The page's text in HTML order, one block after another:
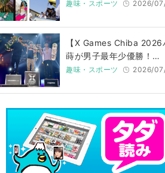
趣味・スポーツ 2026/
【X Games Chiba
蒔が男子最年少優勝！…
趣味・スポーツ 2026/